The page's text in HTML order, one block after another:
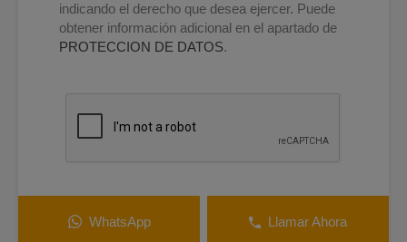
indicando el derecho que desea ejercer. Puede
obtener información adicional en el apartado de
PROTECCION DE DATOS.
WhatsApp Llamar Ahora